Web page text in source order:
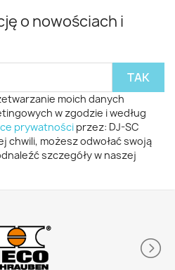
o nowościach i
moich danych
w zgodzie i według
prywatności przez: DJ-SC
chwili, możesz odwołać swoją
szczegóły w naszej